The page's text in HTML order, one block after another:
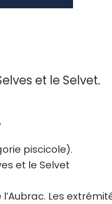
et le Selvet.
piscicole).
et le Selvet
Les